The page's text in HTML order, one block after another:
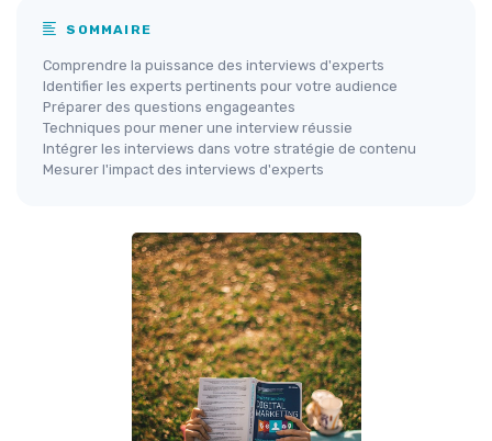
SOMMAIRE
Comprendre la puissance des interviews d'experts
Identifier les experts pertinents pour votre audience
Préparer des questions engageantes
Techniques pour mener une interview réussie
Intégrer les interviews dans votre stratégie de contenu
Mesurer l'impact des interviews d'experts